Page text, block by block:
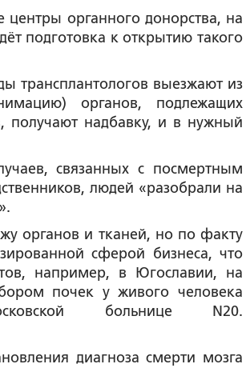
центры органного донорства, на
подготовка к открытию такого
трансплантологов выезжают из
органов, подлежащих
получают надбавку, и в нужный
связанных с посмертным
людей «разобрали на
органов и тканей, но по факту
сферой бизнеса, что
например, в Югославии, на
почек у живого человека
больнице N20.
диагноза смерти мозга